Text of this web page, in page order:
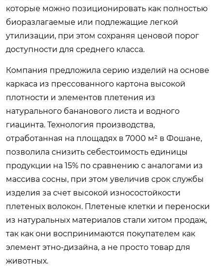
которые можно позиционировать как полностью
биоразлагаемые или подлежащие легкой
утилизации, при этом сохраняя ценовой порог
доступности для среднего класса.
Компания предложила серию изделий на основе
каркаса из прессованного картона высокой
плотности и элементов плетения из
натурального бананового листа и водного
гиацинта. Технология производства,
отработанная на площадях в 7000 м² в Фошане,
позволила снизить себестоимость единицы
продукции на 15% по сравнению с аналогами из
массива сосны, при этом увеличив срок службы
изделия за счет высокой износостойкости
плетеных волокон. Плетеные клетки и переноски
из натуральных материалов стали хитом продаж,
так как они воспринимаются покупателем как
элемент этно-дизайна, а не просто товар для
животных.